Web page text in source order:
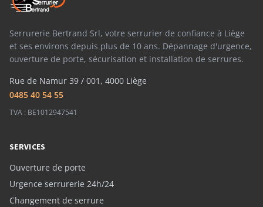
Serrurerie Bertrand Srl, votre serrurier de confiance à Liège
et ses environs depuis plus de 10 ans. Dépannage d'urgence,
ouverture de porte, sécurisation et installation de serrures.
Rue de Namur 39 / 001, 4000 Liège
0485 40 54 55
TVA : BE1012947541
SERVICES
Ouverture de porte
Urgence serrurerie 24h/24
Changement de serrure